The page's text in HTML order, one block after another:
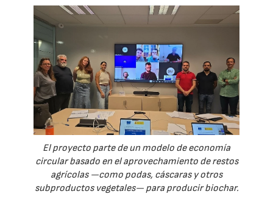
El proyecto parte de un modelo de economía
circular basado en el aprovechamiento de restos
agrícolas —como podas, cáscaras y otros
subproductos vegetales— para producir biochar.